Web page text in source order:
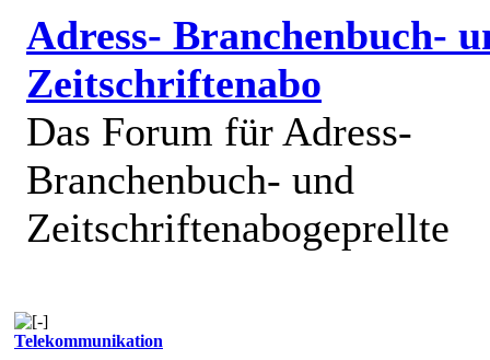
Adress- Branchenbuch-
Zeitschriftenabo
Das Forum für Adress-
Branchenbuch- und
Zeitschriftenabogeprellte
Telekommunikation